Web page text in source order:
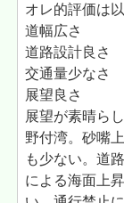
オレ的評価は
道幅広
道路設計良
交通量少な
展望良さ
展望が素晴ら
野付湾。砂嘴
も少ない。道
による海面上